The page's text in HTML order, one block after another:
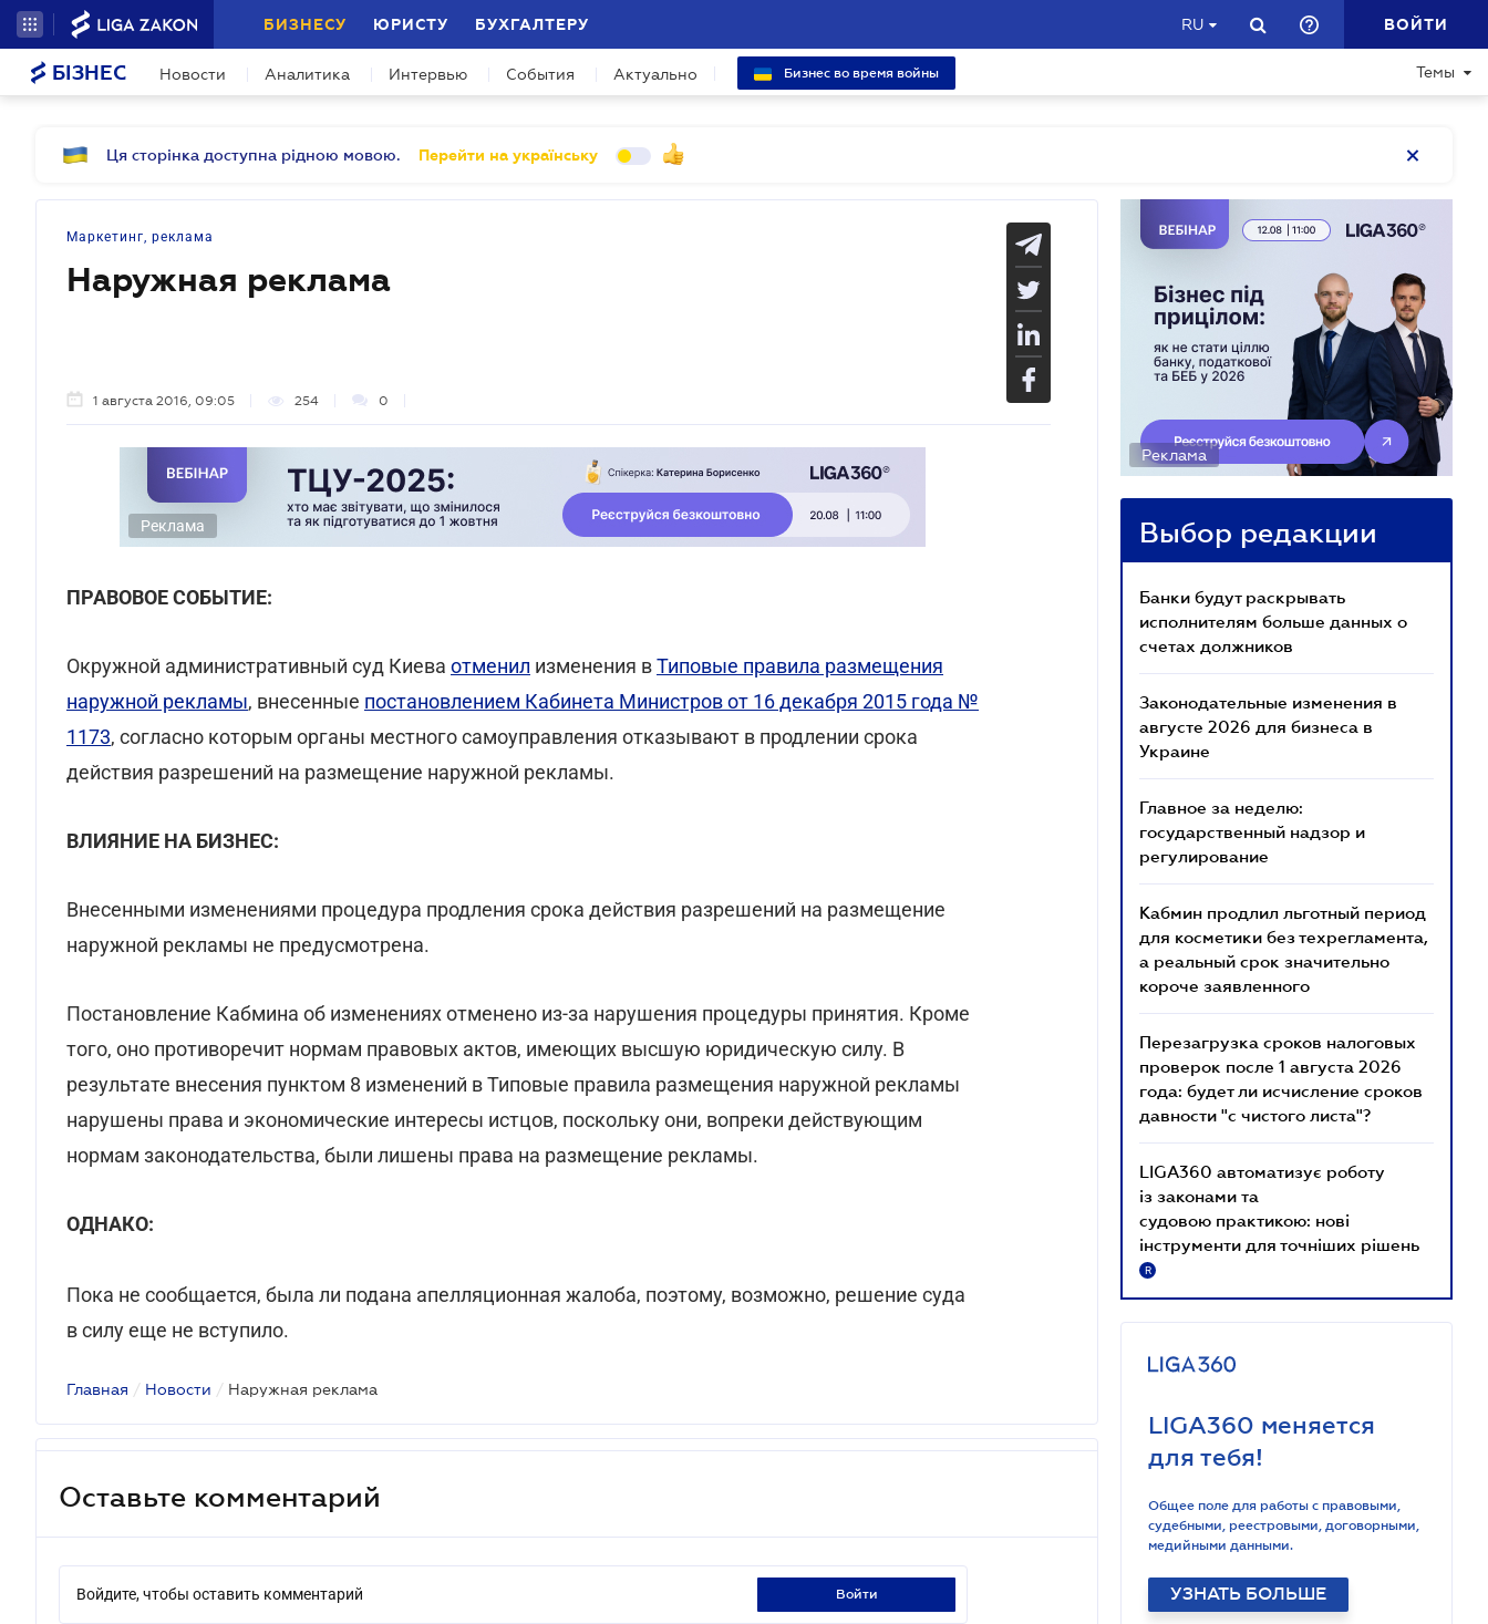
БИЗНЕСУ ЮРИСТУ БУХГАЛТЕРУ RU ВОЙТИ
БІЗНЕС Новости Аналитика Интервью События Актуально Бизнес во время войны Темы
Ця сторінка доступна рідною мовою. Перейти на українську
Маркетинг, реклама
Наружная реклама
1 августа 2016, 09:05 254 0
Реклама
ПРАВОВОЕ СОБЫТИЕ:
Окружной административный суд Киева отменил изменения вТиповые правила размещения
наружной рекламы, внесенные постановлением Кабинета Министров от 16 декабря 2015 года №
1173, согласно которым органы местного самоуправления отказывают в продлении срока
действия разрешений на размещение наружной рекламы.
ВЛИЯНИЕ НА БИЗНЕС:
Внесенными изменениями процедура продления срока действия разрешений на размещение
наружной рекламы не предусмотрена.
Постановление Кабмина об изменениях отменено из-за нарушения процедуры принятия. Кроме
того, оно противоречит нормам правовых актов, имеющих высшую юридическую силу. В
результате внесения пунктом 8 изменений в Типовые правила размещения наружной рекламы
нарушены права и экономические интересы истцов, поскольку они, вопреки действующим
нормам законодательства, были лишены права на размещение рекламы.
ОДНАКО:
Пока не сообщается, была ли подана апелляционная жалоба, поэтому, возможно, решение суда
в силу еще не вступило.
Главная / Новости / Наружная реклама
Оставьте комментарий
Войдите, чтобы оставить комментарий войти
Реклама
Выбор редакции
Банки будут раскрывать
исполнителям больше данных о
счетах должников
Законодательные изменения в
августе 2026 для бизнеса в
Украине
Главное за неделю:
государственный надзор и
регулирование
Кабмин продлил льготный период
для косметики без техрегламента,
а реальный срок значительно
короче заявленного
Перезагрузка сроков налоговых
проверок после 1 августа 2026
года: будет ли исчисление сроков
давности "с чистого листа"?
LIGA360 автоматизує роботу
із законами та
судовою практикою: нові
інструменти для точніших рішень
R
LIGA360 меняется
для тебя!
Общее поле для работы с правовыми,
судебными, реестровыми, договорными,
медийными данными.
УЗНАТЬ БОЛЬШЕ